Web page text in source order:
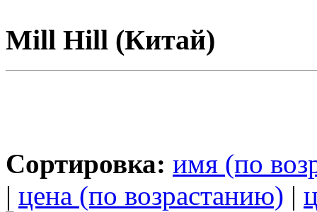
Mill Hill (Китай)
Сортировка: имя (по
| цена (по возрастанию) |